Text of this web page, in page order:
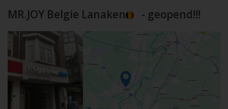
MR.JOY Belgie Lanaken - geopend!!!